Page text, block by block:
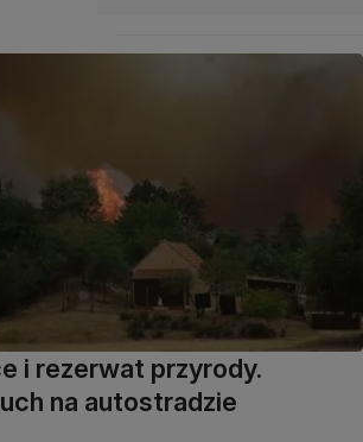
i rezerwat przyrody.
na autostradzie